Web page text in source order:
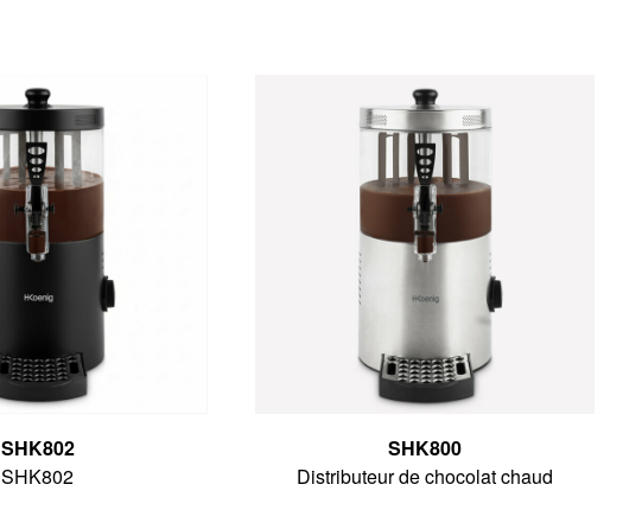
SHK802
SHK802
SHK800
Distributeur de chocolat chaud